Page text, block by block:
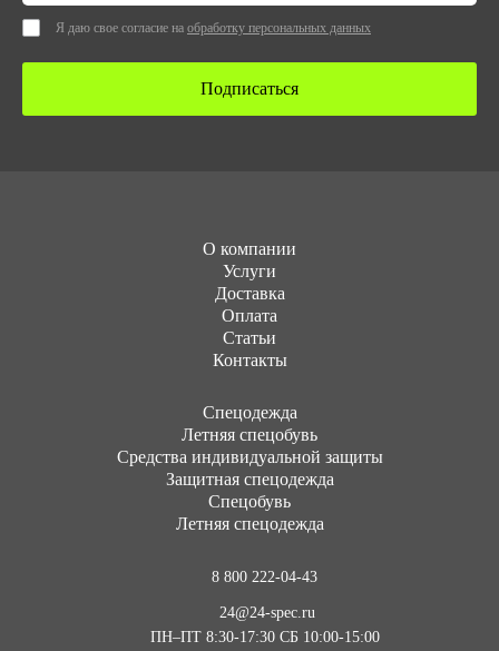
Я даю свое согласие на обработку персональных данных
Подписаться
О компании
Услуги
Доставка
Оплата
Статьи
Контакты
Cпецодежда
Летняя спецобувь
Средства индивидуальной защиты
Защитная спецодежда
Спецобувь
Летняя спецодежда
8 800 222-04-43
24@24-spec.ru
ПН–ПТ 8:30-17:30 СБ 10:00-15:00